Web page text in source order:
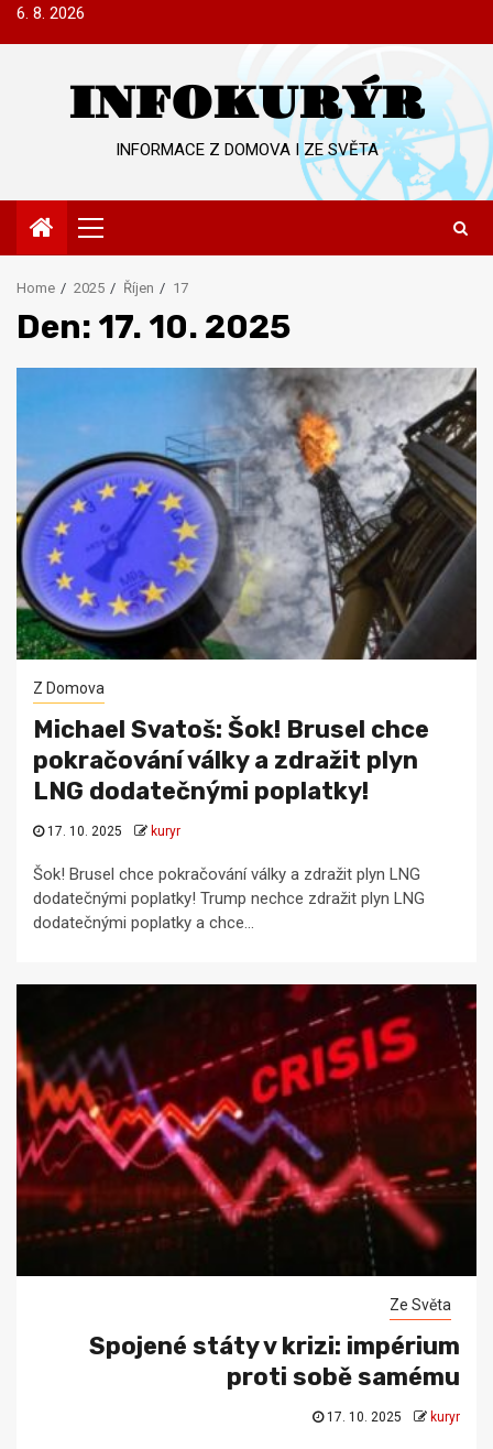
Skip6. 8. 2026
INFOKURÝR
INFORMACE Z DOMOVA I ZE SVĚTA
Primary
Menu
Home 2025 Říjen 17
Den: 17. 10. 2025
Z Domova
Michael Svatoš: Šok! Brusel chce
pokračování války a zdražit plyn
LNG dodatečnými poplatky!
17. 10. 2025 kuryr
Šok! Brusel chce pokračování války a zdražit plyn LNG
dodatečnými poplatky! Trump nechce zdražit plyn LNG
dodatečnými poplatky a chce...
Ze Světa
Spojené státy v krizi: impérium
proti sobě samému
17. 10. 2025 kuryr